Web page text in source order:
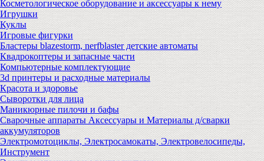
Косметологическое оборудование и аксессуары к нему
Игрушки
Куклы
Игровые фигурки
Бластеры blazestorm, nerfblaster детские автоматы
Квадрокоптеры и запасные части
Компьютерные комплектующие
3d принтеры и расходные материалы
Красота и здоровье
Сыворотки для лица
Маникюрные пилочи и бафы
Сварочные аппараты Аксессуары и Материалы д/сварки
аккумуляторов
Электромотоциклы, Электросамокаты, Электровелосипеды,
Инструмент